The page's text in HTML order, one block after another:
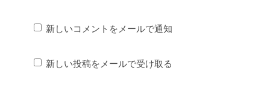
新しいコメントをメールで通知
新しい投稿をメールで受け取る